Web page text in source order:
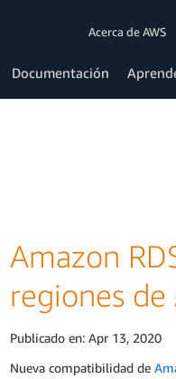
Acerca de AWS
Documentación
Amazon
regiones de
Publicado en: Apr 13, 2020
Nueva compatibilidad de